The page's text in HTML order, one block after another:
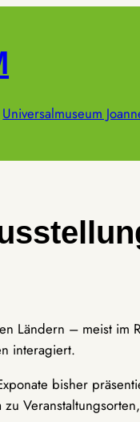
Universalmuseum
Ländern – meist
interagiert.
bisher